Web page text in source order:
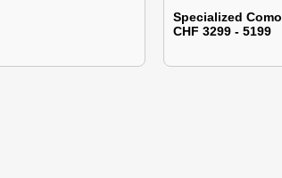
Specialized Como
CHF 3299 - 5199